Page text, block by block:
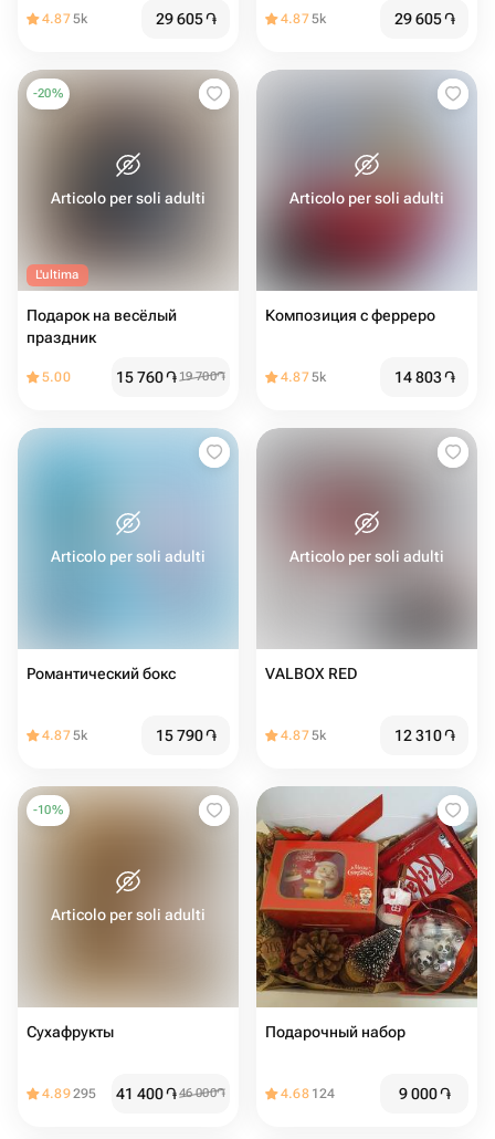
4.875k 29 605֏ 4.875k 29 605֏
-20%
L'ultima
Articolo per soli adulti
Подарок на весёлый
праздник
5.00 15 760֏19 700֏
Articolo per soli adulti
Композиция с ферреро
4.875k 14 803֏
Articolo per soli adulti
Романтический бокс
4.875k 15 790֏
Articolo per soli adulti
VALBOX RED
4.875k 12 310֏
-10%
Articolo per soli adulti
Сухафрукты
4.89295 41 400֏46 000֏
Подарочный набор
4.68 124 9 000֏